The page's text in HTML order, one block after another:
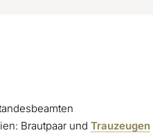
Brautpaar und Trauzeugen